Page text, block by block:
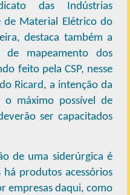
das Indústrias
de Material Elétrico do
destaca também a
de mapeamento dos
feito pela CSP, nesse
Ricard, a intenção da
máximo possível de
ser capacitados
de uma siderúrgica é
produtos acessórios
empresas daqui, como